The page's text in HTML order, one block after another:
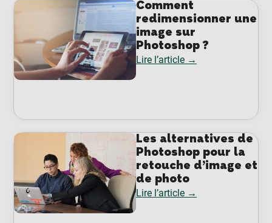
Comment
redimensionner une
image sur
Photoshop ?
Lire l’article →
Les alternatives de
Photoshop pour la
retouche d’image et
de photo
Lire l’article →